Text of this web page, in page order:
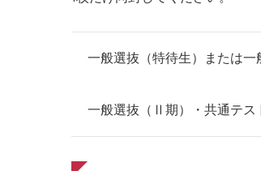
一般選抜（特待生）または
一般選抜（Ⅱ期）・共通テス